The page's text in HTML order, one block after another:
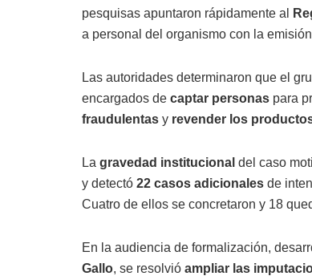
pesquisas apuntaron rápidamente al
a personal del organismo con la
Las autoridades determinaron que el
encargados de captar personas para
fraudulentas y revender los
La gravedad institucional del caso
y detectó 22 casos adicionales de
Cuatro de ellos se concretaron y 18
En la audiencia de formalización,
Gallo, se resolvió ampliar las